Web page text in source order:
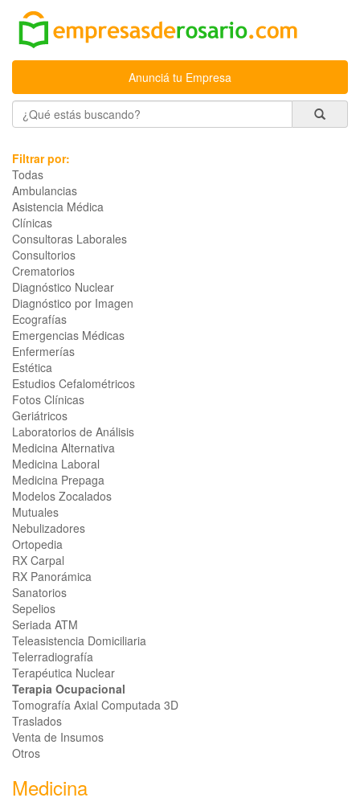
Anunciá tu Empresa
Filtrar por:
Todas
Ambulancias
Asistencia Médica
Clínicas
Consultoras Laborales
Consultorios
Crematorios
Diagnóstico Nuclear
Diagnóstico por Imagen
Ecografías
Emergencias Médicas
Enfermerías
Estética
Estudios Cefalométricos
Fotos Clínicas
Geriátricos
Laboratorios de Análisis
Medicina Alternativa
Medicina Laboral
Medicina Prepaga
Modelos Zocalados
Mutuales
Nebulizadores
Ortopedia
RX Carpal
RX Panorámica
Sanatorios
Sepelios
Seriada ATM
Teleasistencia Domiciliaria
Telerradiografía
Terapéutica Nuclear
Terapia Ocupacional
Tomografía Axial Computada 3D
Traslados
Venta de Insumos
Otros
Medicina